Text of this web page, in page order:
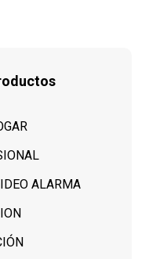
ALARMA